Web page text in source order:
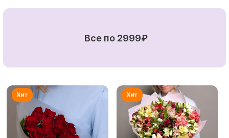
Все по 2999₽